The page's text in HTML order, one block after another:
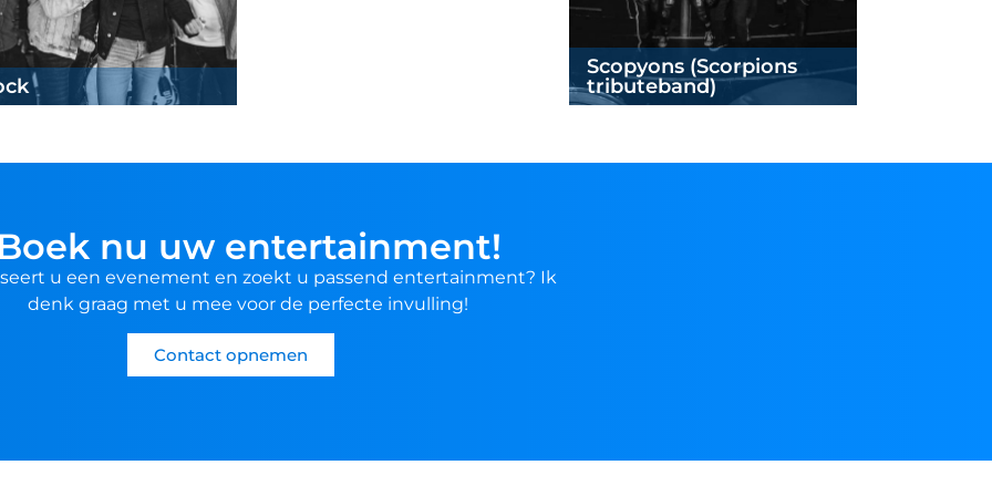
Scopyons (Scorpions
tributeband)
Boek nu uw entertainment!
u een evenement en zoekt u passend entertainment? Ik
denk graag met u mee voor de perfecte invulling!
Contact opnemen